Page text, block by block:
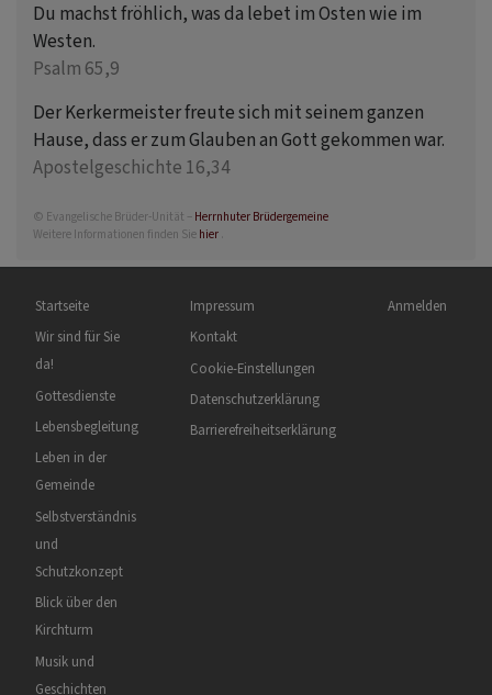
Du machst fröhlich, was da lebet im Osten wie im
Westen.
Psalm 65,9
Der Kerkermeister freute sich mit seinem ganzen
Hause, dass er zum Glauben an Gott gekommen war.
Apostelgeschichte 16,34
© Evangelische Brüder-Unität – Herrnhuter Brüdergemeine
Weitere Informationen finden Sie hier .
Hauptnavigation
Startseite
Wir sind für Sie
da!
Gottesdienste
Lebensbegleitung
Leben in der
Gemeinde
Selbstverständnis
und
Schutzkonzept
Blick über den
Kirchturm
Musik und
Geschichten
Fußbereichsmenü
Impressum
Kontakt
Cookie-Einstellungen
Datenschutzerklärung
Barrierefreiheitserklärung
Benutzermenü
Anmelden